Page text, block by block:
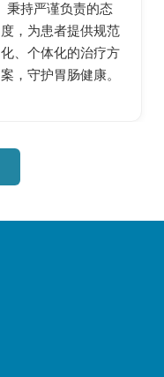
秉持严谨负责的态
度，为患者提供规范
化、个体化的治疗方
案，守护胃肠健康。